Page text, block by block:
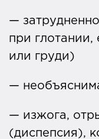
—
при глотании,
или груди)
—
— изжога,
(диспепсия),